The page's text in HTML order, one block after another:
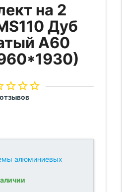
на 2
Дуб
A60
star_borderstar_borderstar_border
алюминиевых